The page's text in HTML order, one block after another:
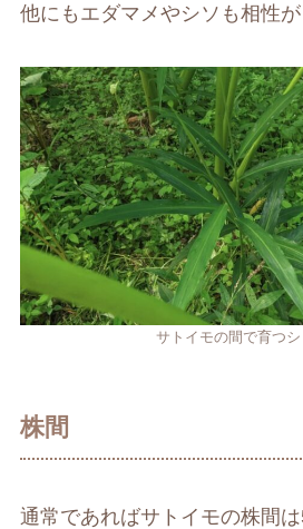
他にもエダマメやシソも相性が
サトイモの間で育つ
株間
通常であればサトイモの株間